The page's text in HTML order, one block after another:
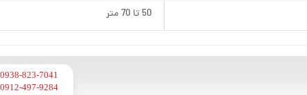
50 تا 70 متر
0938-823-7041
​​​​​​​0912-497-9284